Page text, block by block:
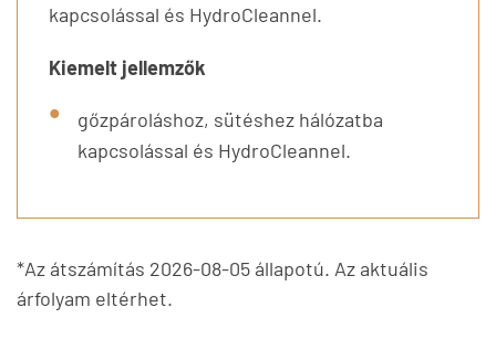
kapcsolással és HydroCleannel.
Kiemelt jellemzők
gőzpároláshoz, sütéshez hálózatba
kapcsolással és HydroCleannel.
*Az átszámítás 2026-08-05 állapotú. Az aktuális
árfolyam eltérhet.